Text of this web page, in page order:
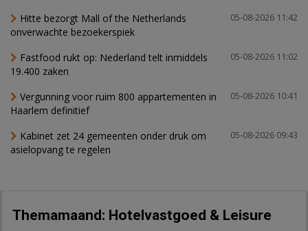
05-08-2026 11:42
Hitte bezorgt Mall of the Netherlands
onverwachte bezoekerspiek
05-08-2026 11:02
Fastfood rukt op: Nederland telt inmiddels
19.400 zaken
05-08-2026 10:41
Vergunning voor ruim 800 appartementen in
Haarlem definitief
05-08-2026 09:43
Kabinet zet 24 gemeenten onder druk om
asielopvang te regelen
Themamaand: Hotelvastgoed & Leisure